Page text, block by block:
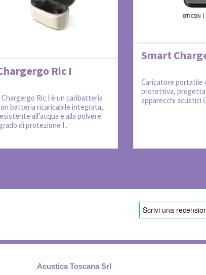
Ric I
Chargergo Ric I è un caribatteria
batteria ricaricabile integrata,
all’acqua e alla polvere
di protezione I...
Smart
Caricatore portatile
protettiva,
apparecchi acustici
Acustica Toscana Srl